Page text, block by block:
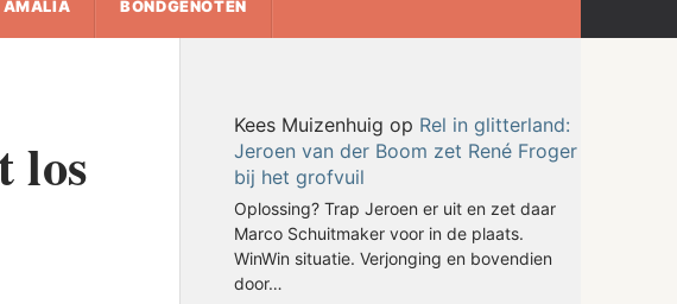
AMALIA BONDGENOTEN
los
Kees Muizenhuig op Rel in glitterland:
Jeroen van der Boom zet René Froger
bij het grofvuil
Oplossing? Trap Jeroen er uit en zet daar
Marco Schuitmaker voor in de plaats.
WinWin situatie. Verjonging en bovendien
door…